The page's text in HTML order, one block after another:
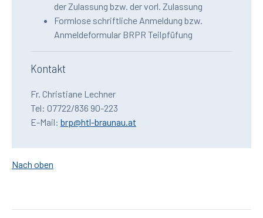
der Zulassung bzw. der vorl. Zulassung
Formlose schriftliche Anmeldung bzw.
Anmeldeformular BRPR Teilpfüfung
Kontakt
Fr. Christiane Lechner
Tel: 07722/836 90-223
E-Mail: brp@htl-braunau.at
Nach oben